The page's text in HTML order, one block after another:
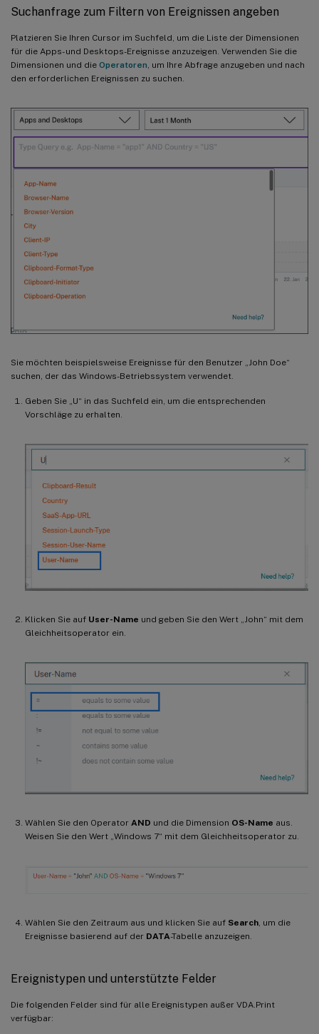
Suchanfrage zum Filtern von Ereignissen angeben
Platzieren Sie Ihren Cursor im Suchfeld, um die Liste der Dimensionen
für die Apps- und Desktops-Ereignisse anzuzeigen. Verwenden Sie die
Dimensionen und die Operatoren , um Ihre Abfrage anzugeben und nach
den erforderlichen Ereignissen zu suchen.
Sie möchten beispielsweise Ereignisse für den Benutzer „John Doe“
suchen, der das Windows-Betriebssystem verwendet.
Geben Sie „U“ in das Suchfeld ein, um die entsprechenden
Vorschläge zu erhalten.
Klicken Sie auf User-Name und geben Sie den Wert „John“ mit dem
Gleichheitsoperator ein.
Wählen Sie den Operator AND und die Dimension OS-Name aus.
Weisen Sie den Wert „Windows 7“ mit dem Gleichheitsoperator zu.
Wählen Sie den Zeitraum aus und klicken Sie auf Search, um die
Ereignisse basierend auf der DATA-Tabelle anzuzeigen.
Ereignistypen und unterstützte Felder
Die folgenden Felder sind für alle Ereignistypen außer VDA.Print
verfügbar: